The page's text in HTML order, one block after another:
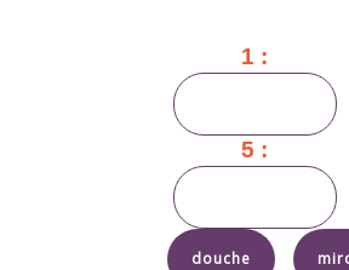
1 :
5 :
douche